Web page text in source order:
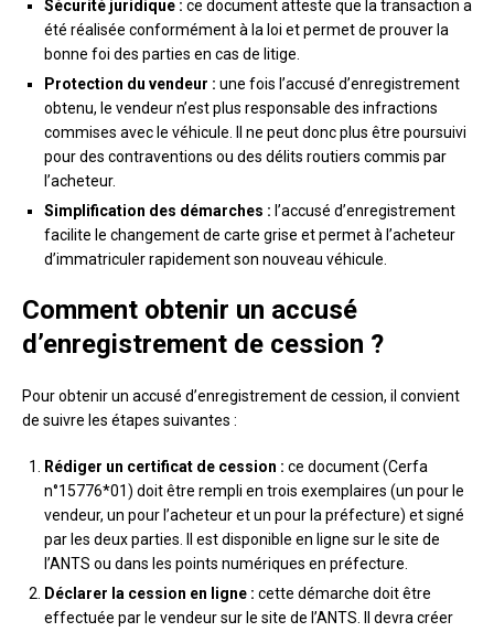
Sécurité juridique : ce document atteste que la transaction a
été réalisée conformément à la loi et permet de prouver la
bonne foi des parties en cas de litige.
Protection du vendeur : une fois l’accusé d’enregistrement
obtenu, le vendeur n’est plus responsable des infractions
commises avec le véhicule. Il ne peut donc plus être poursuivi
pour des contraventions ou des délits routiers commis par
l’acheteur.
Simplification des démarches : l’accusé d’enregistrement
facilite le changement de carte grise et permet à l’acheteur
d’immatriculer rapidement son nouveau véhicule.
Comment obtenir un accusé
d’enregistrement de cession ?
Pour obtenir un accusé d’enregistrement de cession, il convient
de suivre les étapes suivantes :
Rédiger un certificat de cession : ce document (Cerfa
n°15776*01) doit être rempli en trois exemplaires (un pour le
vendeur, un pour l’acheteur et un pour la préfecture) et signé
par les deux parties. Il est disponible en ligne sur le site de
l’ANTS ou dans les points numériques en préfecture.
Déclarer la cession en ligne : cette démarche doit être
effectuée par le vendeur sur le site de l’ANTS. Il devra créer